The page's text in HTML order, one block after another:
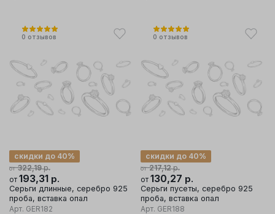
0 отзывов
от 322,19р.
скидки до 40%
от 193,31 р.
Серьги длинные, серебро 925
проба, вставка опал
Арт. GER182
0 отзывов
от 217,12р.
скидки до 40%
от 130,27 р.
Серьги пусеты, серебро 925
проба, вставка опал
Арт. GER188